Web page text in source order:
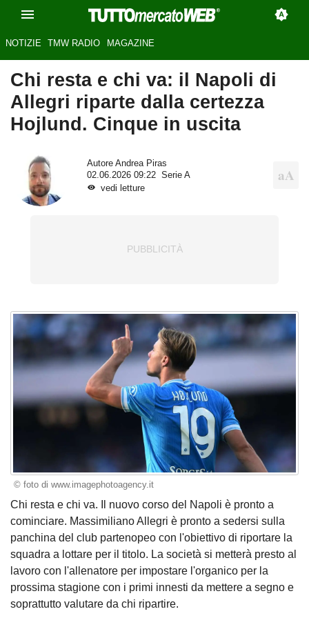
NOTIZIE TMW RADIO MAGAZINE
Chi resta e chi va: il Napoli di
Allegri riparte dalla certezza
Hojlund. Cinque in uscita
Autore Andrea Piras
02.06.2026 09:22
Serie A
vedi letture
© foto di www.imagephotoagency.it
Chi resta e chi va. Il nuovo corso del Napoli è pronto a
cominciare. Massimiliano Allegri è pronto a sedersi sulla
panchina del club partenopeo con l'obiettivo di riportare la
squadra a lottare per il titolo. La società si metterà presto al
lavoro con l'allenatore per impostare l'organico per la
prossima stagione con i primi innesti da mettere a segno e
soprattutto valutare da chi ripartire.